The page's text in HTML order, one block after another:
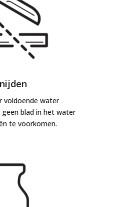
voldoende water
blad in het water
te voorkomen.